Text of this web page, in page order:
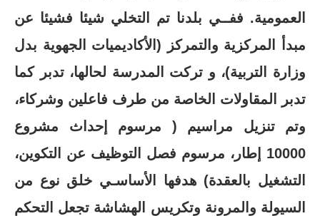
العمومية. ففــي بلدنا تم التخلي شيئا فشيئا عن
مبدأ المركزية والتمركز (الأكاديميات الجهوية بدل
وزارة التربية)، و تركت المدرسة لحالها، تدبر كما
تدبر المقاولات الخاصة من طرف فاعلين وشركاء،
وتم تنزيل مراسيم ( مرسوم إحداث مشروع
10000 إطار، مرسوم فصل التوظيف عن التكوين،
التشغيل بالعقدة) هدفها الأساسـي خلق نوع من
السيولة والمرونة وتكريس الهشاشة تجعل التحكم